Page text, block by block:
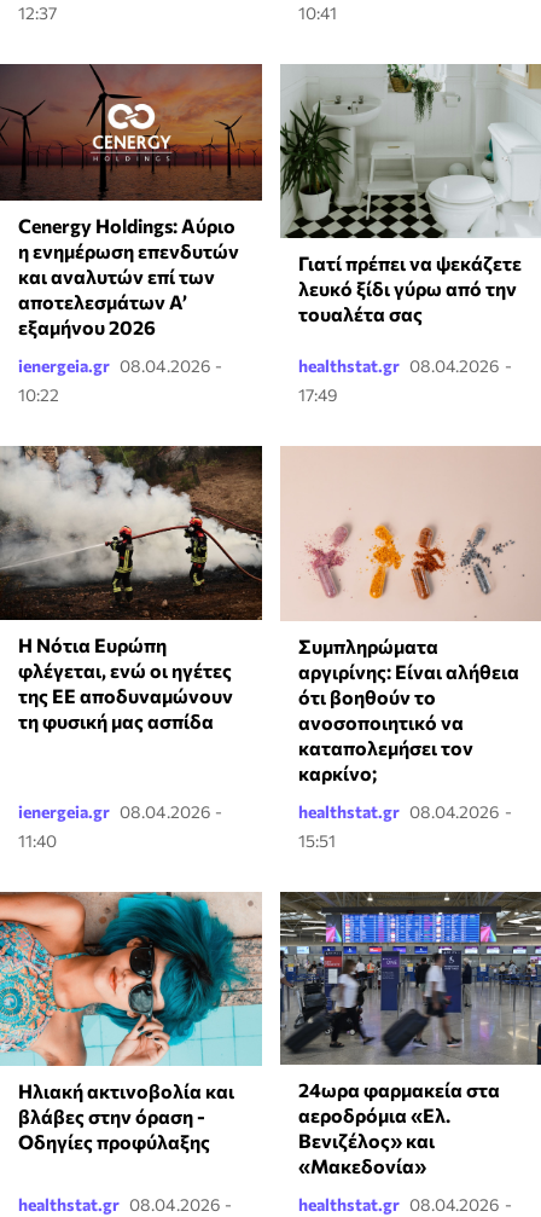
12:37
10:41
Cenergy Holdings: Αύριο
η ενημέρωση επενδυτών
και αναλυτών επί των
αποτελεσμάτων A’
εξαμήνου 2026
ienergeia.gr 08.04.2026 -
10:22
Γιατί πρέπει να ψεκάζετε
λευκό ξίδι γύρω από την
τουαλέτα σας
healthstat.gr 08.04.2026 -
17:49
Η Νότια Ευρώπη
φλέγεται, ενώ οι ηγέτες
της ΕΕ αποδυναμώνουν
τη φυσική μας ασπίδα
ienergeia.gr 08.04.2026 -
11:40
⁠Συμπληρώματα
αργιρίνης: Είναι αλήθεια
ότι βοηθούν το
ανοσοποιητικό να
καταπολεμήσει τον
καρκίνο;
healthstat.gr 08.04.2026 -
15:51
Ηλιακή ακτινοβολία και
βλάβες στην όραση -
Οδηγίες προφύλαξης
healthstat.gr 08.04.2026 -
24ωρα φαρμακεία στα
αεροδρόμια «Ελ.
Βενιζέλος» και
«Μακεδονία»
healthstat.gr 08.04.2026 -